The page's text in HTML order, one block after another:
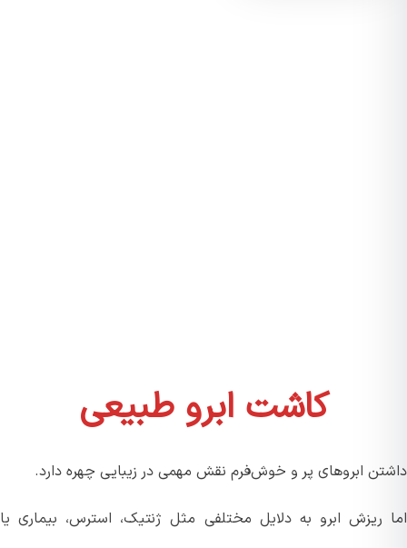
کاشت ابرو طبیعی
ابروهای پر و خوش‌فرم نقش مهمی در زیبایی چهره دارد.
ریزش ابرو به دلایل مختلفی مثل ژنتیک، استرس، بیماری یا